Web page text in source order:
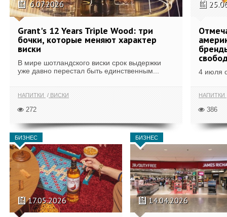
6.07.2026
Grant's 12 Years Triple Wood: три
бочки, которые меняют характер
виски
В мире шотландского виски срок выдержки
уже давно перестал быть единственным...
НАПИТКИ ВИСКИ
272
4 июля
НАПИТКИ
386
БИЗНЕС
17.05.2026
БИЗНЕС
14.04.2026